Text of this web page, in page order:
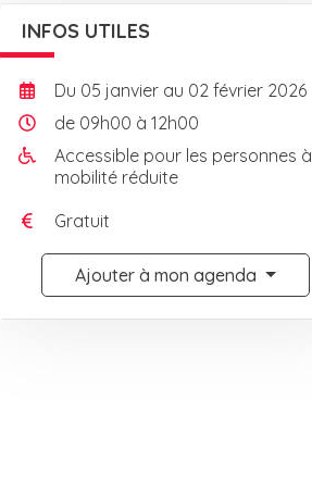
INFOS UTILES
Du 05 janvier au 02 février 2026
de 09h00 à 12h00
Accessible pour les personnes à
mobilité réduite
Gratuit
Ajouter à mon agenda